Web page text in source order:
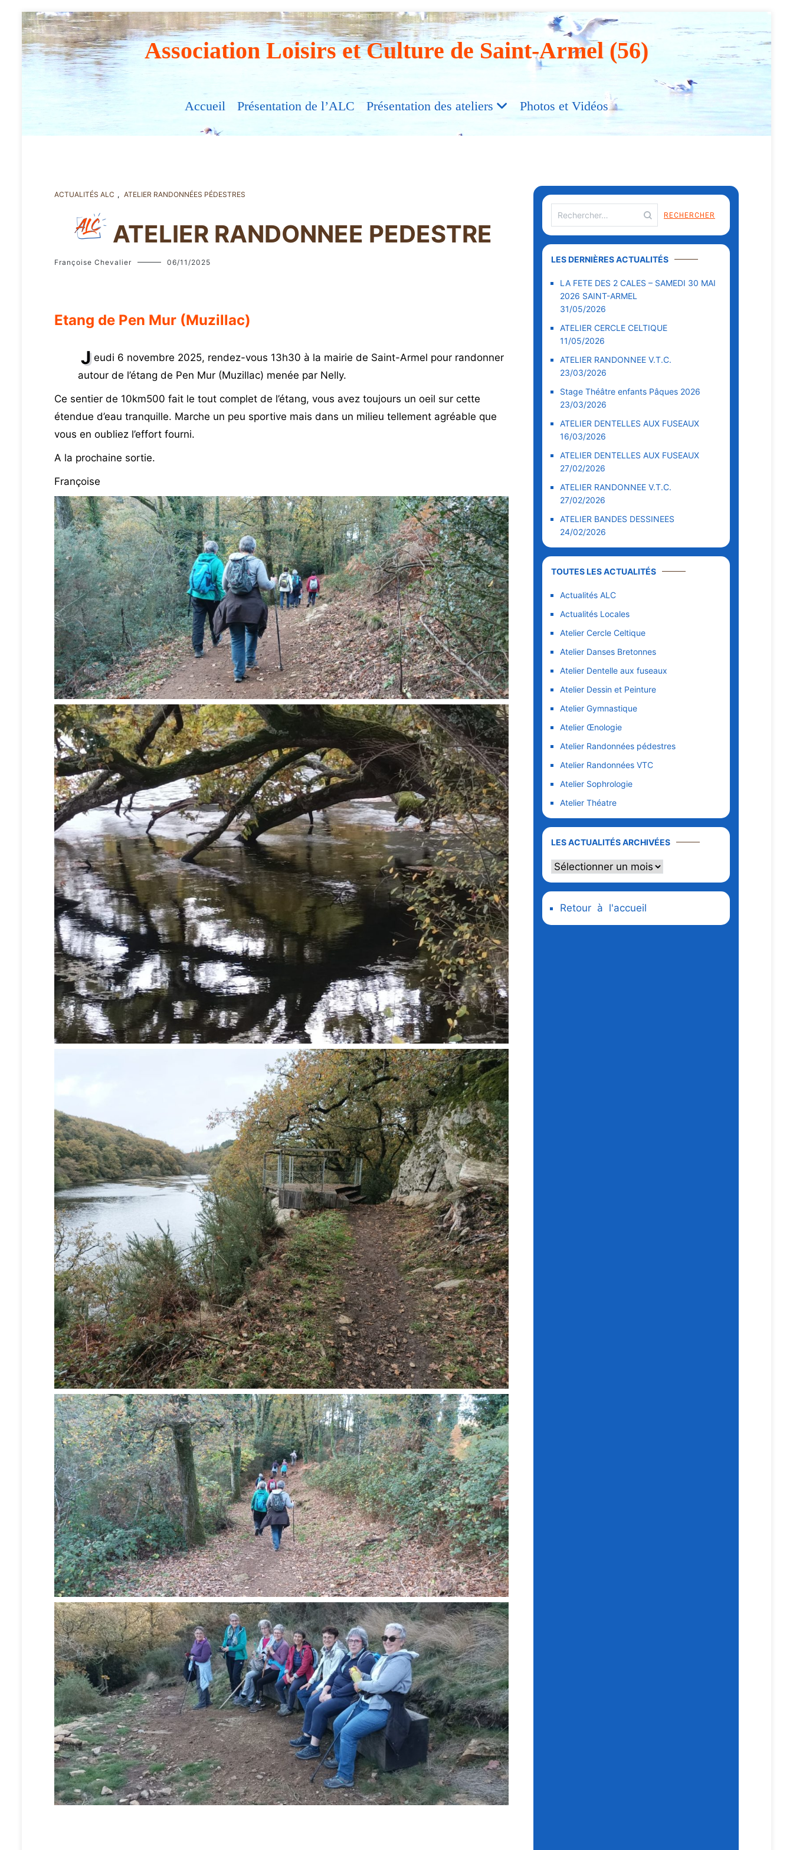
Aller
au
contenu
Association Loisirs et Culture de Saint-Armel (56)
Accueil Présentation de l’ALC Présentation des ateliers Photos et Vidéos
ACTUALITÉS ALC , ATELIER RANDONNÉES PÉDESTRES
ATELIER RANDONNEE PEDESTRE
Françoise Chevalier 06/11/2025
Etang de Pen Mur (Muzillac)
J eudi 6 novembre 2025, rendez-vous 13h30 à la mairie de Saint-Armel pour randonner
autour de l’étang de Pen Mur (Muzillac) menée par Nelly.
Ce sentier de 10km500 fait le tout complet de l’étang, vous avez toujours un oeil sur cette
étendue d’eau tranquille. Marche un peu sportive mais dans un milieu tellement agréable que
vous en oubliez l’effort fourni.
A la prochaine sortie.
Françoise
LES DERNIÈRES ACTUALITÉS
LA FETE DES 2 CALES – SAMEDI 30 MAI
2026 SAINT-ARMEL
31/05/2026
ATELIER CERCLE CELTIQUE
11/05/2026
ATELIER RANDONNEE V.T.C.
23/03/2026
Stage Théâtre enfants Pâques 2026
23/03/2026
ATELIER DENTELLES AUX FUSEAUX
16/03/2026
ATELIER DENTELLES AUX FUSEAUX
27/02/2026
ATELIER RANDONNEE V.T.C.
27/02/2026
ATELIER BANDES DESSINEES
24/02/2026
TOUTES LES ACTUALITÉS
Actualités ALC
Actualités Locales
Atelier Cercle Celtique
Atelier Danses Bretonnes
Atelier Dentelle aux fuseaux
Atelier Dessin et Peinture
Atelier Gymnastique
Atelier Œnologie
Atelier Randonnées pédestres
Atelier Randonnées VTC
Atelier Sophrologie
Atelier Théatre
LES ACTUALITÉS ARCHIVÉESLes
Retour à l'accueil